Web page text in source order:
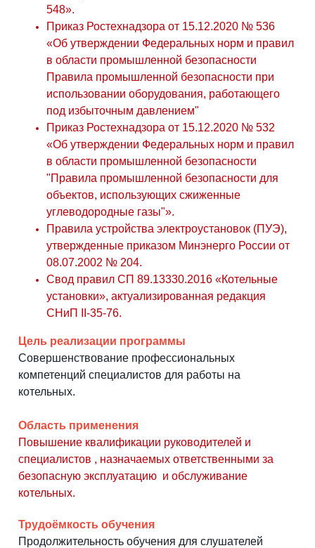
548».
Приказ Ростехнадзора от 15.12.2020 № 536
«Об утверждении Федеральных норм и правил
в области промышленной безопасности
Правила промышленной безопасности при
использовании оборудования, работающего
под избыточным давлением"
Приказ Ростехнадзора от 15.12.2020 № 532
«Об утверждении Федеральных норм и правил
в области промышленной безопасности
"Правила промышленной безопасности для
объектов, использующих сжиженные
углеводородные газы"».
Правила устройства электроустановок (ПУЭ),
утвержденные приказом Минэнерго России от
08.07.2002 № 204.
Свод правил СП 89.13330.2016 «Котельные
установки», актуализированная редакция
СНиП II-35-76.
Цель реализации программы
Совершенствование профессиональных
компетенций специалистов для работы на
котельных.
Область применения
Повышение квалификации руководителей и
специалистов , назначаемых ответственными за
безопасную эксплуатацию и обслуживание
котельных.
Трудоёмкость обучения
Продолжительность обучения для слушателей